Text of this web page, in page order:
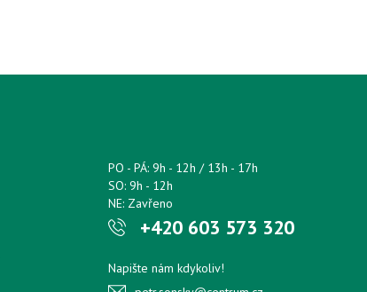
PO - PÁ: 9h - 12h / 13h - 17h
SO: 9h - 12h
NE: Zavřeno
+420 603 573 320
Napište nám kdykoliv!